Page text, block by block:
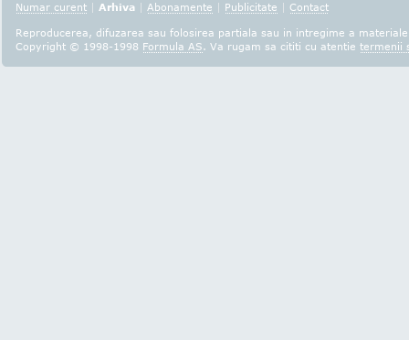
Numar curent | Arhiva | Abonamente | Publicitate | Contact
Reproducerea, difuzarea sau folosirea partiala sau in intregime a
Copyright © 1998-1998 Formula AS. Va rugam sa cititi cu atentie termenii